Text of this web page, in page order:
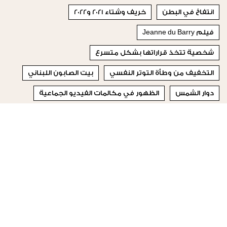
انتفاخ في البطن خريف وشتاء 2021 و2022
فيلم Jeanne du Barry
شخصية تتخذ قراراتها بشكل متسرع
التخفيف من وطأة التوتر النفسي بيت الصابون اللبناني
دوار الشمس الظهور في مكالمات الفيديو الجماعية